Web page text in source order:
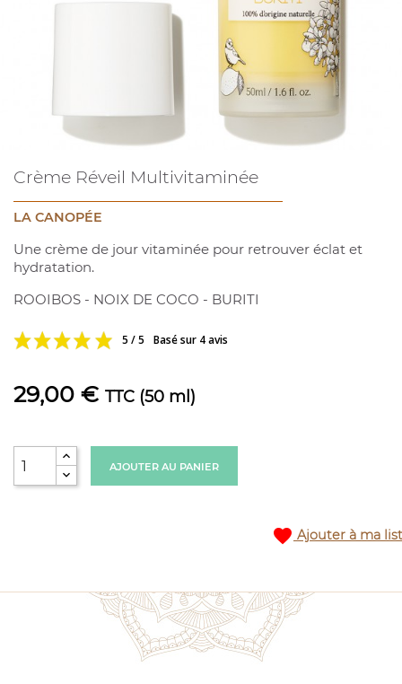
Crème Réveil Multivitaminée
LA CANOPÉE
Une crème de jour vitaminée pour retrouver éclat et
hydratation.
ROOIBOS - NOIX DE COCO - BURITI
5 / 5 Basé sur 4 avis
29,00 € TTC (50 ml)
AJOUTER AU PANIER
favorite Ajouter à ma